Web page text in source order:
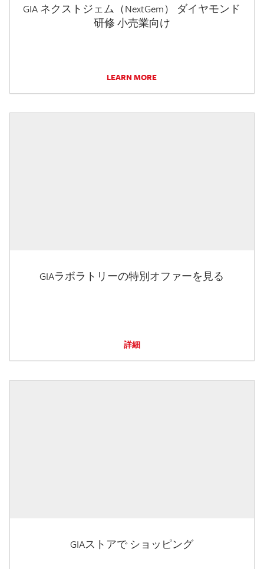
GIA ネクストジェム（NextGem） ダイヤモンド
研修 小売業向け
LEARN MORE
GIAラボラトリーの特別オファーを見る
詳細
GIAストアで ショッピング